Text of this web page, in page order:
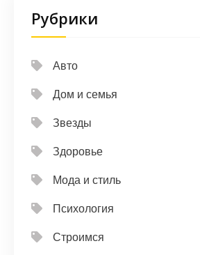
Рубрики
Авто
Дом и семья
Звезды
Здоровье
Мода и стиль
Психология
Строимся